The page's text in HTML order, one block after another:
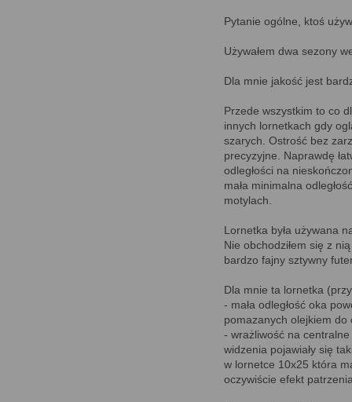
Pytanie ogólne, ktoś
Używałem dwa sezony
Dla mnie jakość jest
Przede wszystkim to co
innych lornetkach gdy
szarych. Ostrość bez
precyzyjne. Naprawdę
odległości na
mała minimalna
motylach.
Lornetka była używana
Nie obchodziłem się z
bardzo fajny sztywny
Dla mnie ta lornetka
- mała odległość oka
pomazanych olejkiem do
- wrażliwość na
widzenia pojawiały się
w lornetce 10x25 która
oczywiście efekt